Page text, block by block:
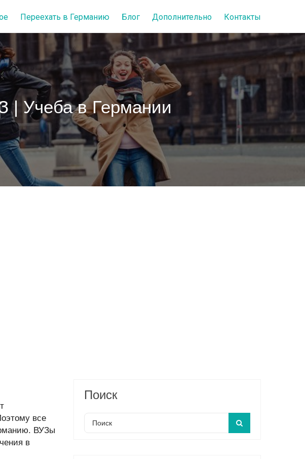
Переехать в Германию Блог Дополнительно Контакты
| Учеба в Германии
все
ВУЗы
в
Поиск